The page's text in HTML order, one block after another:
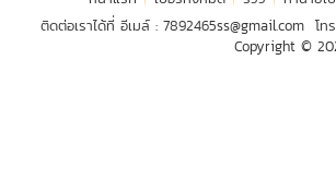
ติดต่อเราได้ที่ อีเมล์ : 7892465ss@gmail.com โท
Copyright ©